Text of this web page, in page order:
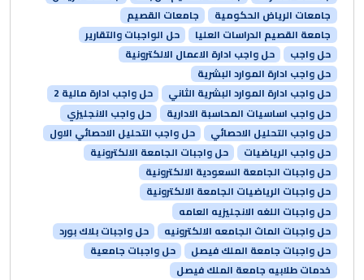
جامعات الرياض الحكومية
جامعات القصيم
جامعة القصيم الدراسات العليا
حل الواجبات والتقارير
حل واجب
حل واجب ادارة الاعمال الالكترونية
حل واجب ادارة الموارد البشرية
حل واجب ادارة الموارد البشرية الثاني
حل واجب ادارة مالية 2
حل واجب اساسيات المحاسبة الادارية
حل واجب الانجليزي
حل واجب التحليل الاحصائي
حل واجب التحليل الاحصائي الاول
حل واجب الرياضيات
حل واجبات الجامعة الالكترونية
حل واجبات الجامعة السعودية الالكترونية
حل واجبات الرياضيات الجامعة الالكترونية
حل واجبات اللغه الانجليزيه العامه
حل واجبات الماث الجامعه الالكترونيه
حل واجبات بلاك بورد
حل واجبات جامعة الملك فيصل
حل واجبات جامعية
خدمات طلابيه جامعة الملك فيصل